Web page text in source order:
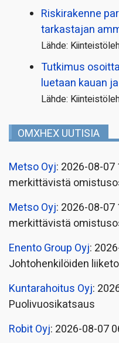
Riskirakenne
tarkastajan
Lähde:
Tutkimus
luetaan kauan
Lähde:
OMXHEX UUTISIA
Metso Oyj: 2026-08-
merkittävistä
Metso Oyj: 2026-08-
merkittävistä
Enento Group Oyj:
Johtohenkilöiden
Kuntarahoitus Oyj:
Puolivuosikatsaus
Robit Oyj: 2026-08-07